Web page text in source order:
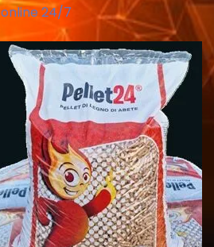
online 24/7